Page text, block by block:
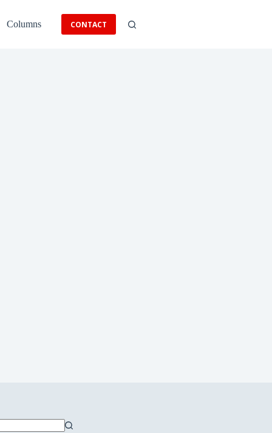
Columns CONTACT